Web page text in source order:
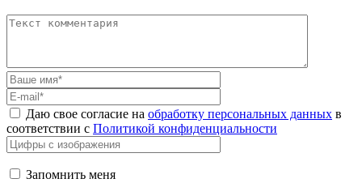
Даю свое согласие на обработку персональных данных в
соответствии с Политикой конфиденциальности
Запомнить меня